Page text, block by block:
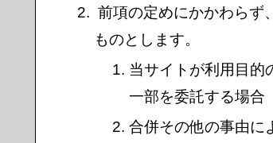
前項の定めにかかわらず
ものとします。
当サイトが利用目的
一部を委託する場合
合併その他の事由に